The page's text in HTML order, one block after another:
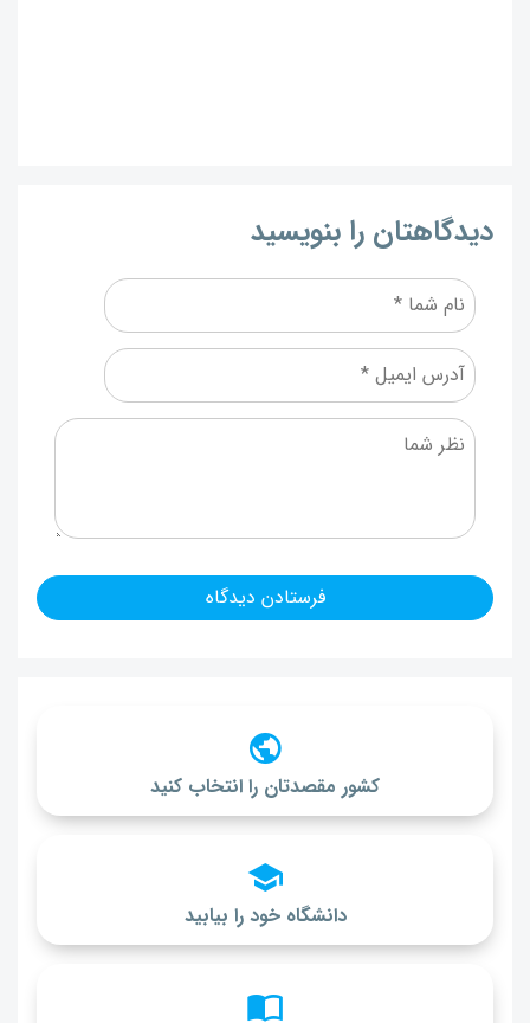
دیدگاهتان را بنویسید
کشور مقصدتان را انتخاب کنید
دانشگاه خود را بیابید